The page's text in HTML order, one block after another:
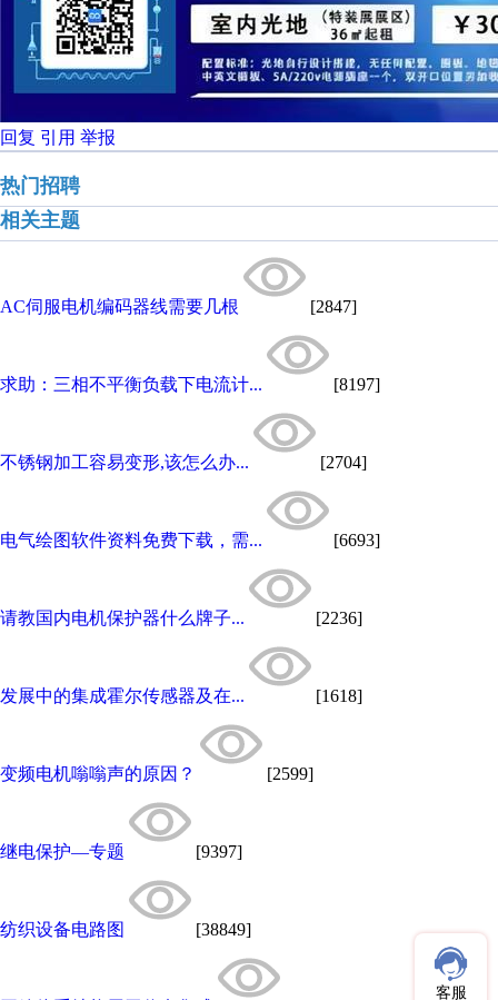
回复 引用 举报
热门招聘
相关主题
AC伺服电机编码器线需要几根 [2847]
求助：三相不平衡负载下电流计... [8197]
不锈钢加工容易变形,该怎么办... [2704]
电气绘图软件资料免费下载，需... [6693]
请教国内电机保护器什么牌子... [2236]
发展中的集成霍尔传感器及在... [1618]
变频电机嗡嗡声的原因？ [2599]
继电保护—专题 [9397]
纺织设备电路图 [38849]
客服